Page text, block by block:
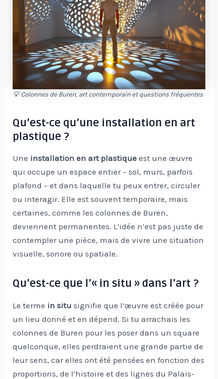
💡 Colonnes de Buren, art contemporain et questions fréquentes
Qu’est-ce qu’une installation en art
plastique ?
Une installation en art plastique est une œuvre
qui occupe un espace entier – sol, murs, parfois
plafond – et dans laquelle tu peux entrer, circuler
ou interagir. Elle est souvent temporaire, mais
certaines, comme les colonnes de Buren,
deviennent permanentes. L’idée n’est pas juste de
contempler une pièce, mais de vivre une situation
visuelle, sonore ou spatiale.
Qu’est-ce que l’« in situ » dans l’art ?
Le terme in situ signifie que l’œuvre est créée pour
un lieu donné et en dépend. Si tu arrachais les
colonnes de Buren pour les poser dans un square
quelconque, elles perdraient une grande partie de
leur sens, car elles ont été pensées en fonction des
proportions, de l’histoire et des lignes du Palais-